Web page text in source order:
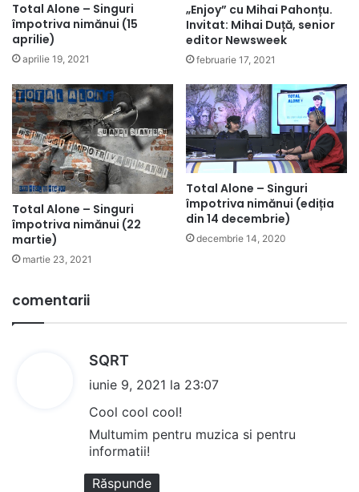
Total Alone – Singuri
împotriva nimănui (15
aprilie)
aprilie 19, 2021
„Enjoy” cu Mihai Pahonțu.
Invitat: Mihai Duță, senior
editor Newsweek
februarie 17, 2021
Total Alone – Singuri
împotriva nimănui (22
martie)
martie 23, 2021
Total Alone – Singuri
împotriva nimănui (ediția
din 14 decembrie)
decembrie 14, 2020
comentarii
SQRT
n
e
:
iunie 9, 2021 la 23:07
Cool cool cool!
Multumim pentru muzica si pentru
informatii!
Răspunde